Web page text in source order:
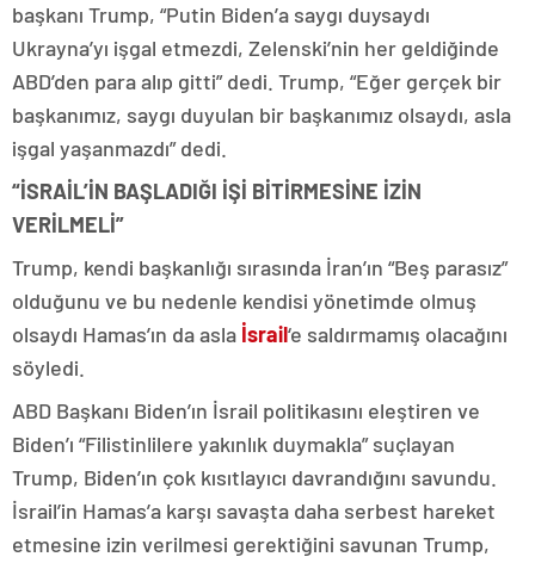
başkanı Trump, “Putin Biden’a saygı duysaydı
Ukrayna’yı işgal etmezdi, Zelenski’nin her geldiğinde
ABD’den para alıp gitti” dedi. Trump, “Eğer gerçek bir
başkanımız, saygı duyulan bir başkanımız olsaydı, asla
işgal yaşanmazdı” dedi.
“İSRAİL’İN BAŞLADIĞI İŞİ BİTİRMESİNE İZİN
VERİLMELİ”
Trump, kendi başkanlığı sırasında İran’ın “Beş parasız”
olduğunu ve bu nedenle kendisi yönetimde olmuş
olsaydı Hamas’ın da asla İsrail‘e saldırmamış olacağını
söyledi.
ABD Başkanı Biden’ın İsrail politikasını eleştiren ve
Biden’ı “Filistinlilere yakınlık duymakla” suçlayan
Trump, Biden’ın çok kısıtlayıcı davrandığını savundu.
İsrail’in Hamas’a karşı savaşta daha serbest hareket
etmesine izin verilmesi gerektiğini savunan Trump,